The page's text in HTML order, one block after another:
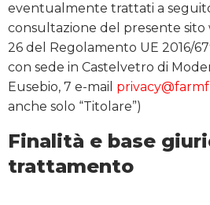
eventualmente trattati a
consultazione del presente sito
26 del Regolamento UE 2016/
con sede in Castelvetro di
Eusebio, 7 e-mail
anche solo “Titolare”)
Finalità e base
trattamento